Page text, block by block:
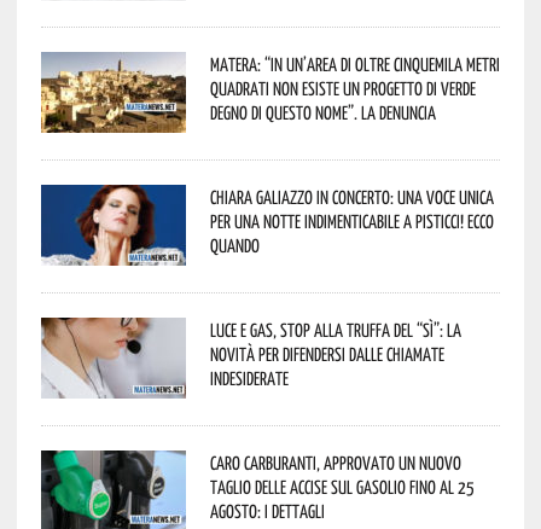
Matera: “In un’area di oltre cinquemila metri
quadrati non esiste un progetto di verde
degno di questo nome”. La denuncia
Chiara Galiazzo in concerto: una voce unica
per una notte indimenticabile a Pisticci! Ecco
quando
Luce e gas, stop alla truffa del “Sì”: la
novità per difendersi dalle chiamate
indesiderate
Caro carburanti, approvato un nuovo
taglio delle accise sul gasolio fino al 25
agosto: i dettagli